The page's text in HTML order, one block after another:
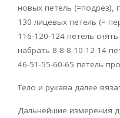
новых петель (=подрез),
130 лицевых петель (=
116-120-124 петель
набрать 8-8-8-10-12-14
46-51-55-60-65 петель
Тело и рукава далее
Дальнейшие измерения